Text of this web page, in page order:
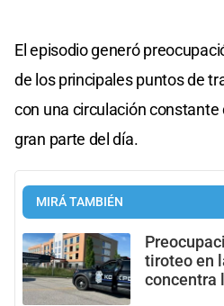
El episodio generó
de los principales puntos de
con una circulación
gran parte del día.
MIRÁ TAMBIÉN
tiroteo en
concentra